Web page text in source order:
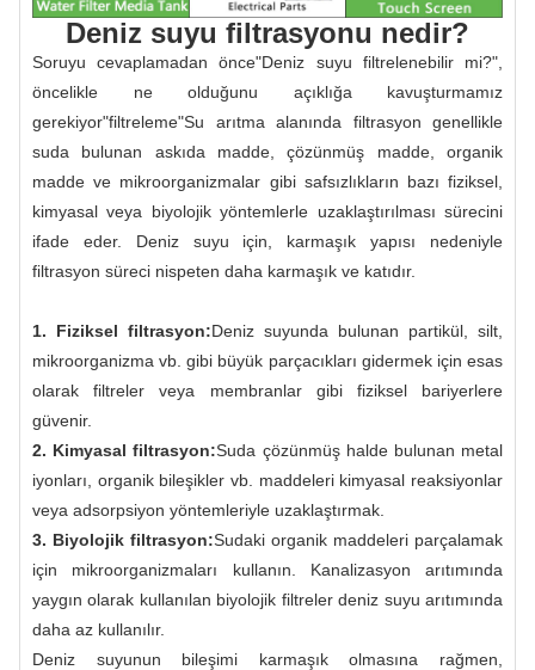
Deniz suyu filtrasyonu nedir?
Soruyu cevaplamadan önce"Deniz suyu filtrelenebilir mi?",
öncelikle ne olduğunu açıklığa kavuşturmamız
gerekiyor"filtreleme"Su arıtma alanında filtrasyon genellikle
suda bulunan askıda madde, çözünmüş madde, organik
madde ve mikroorganizmalar gibi safsızlıkların bazı fiziksel,
kimyasal veya biyolojik yöntemlerle uzaklaştırılması sürecini
ifade eder. Deniz suyu için, karmaşık yapısı nedeniyle
filtrasyon süreci nispeten daha karmaşık ve katıdır.
1. Fiziksel filtrasyon:Deniz suyunda bulunan partikül, silt,
mikroorganizma vb. gibi büyük parçacıkları gidermek için esas
olarak filtreler veya membranlar gibi fiziksel bariyerlere
güvenir.
2. Kimyasal filtrasyon:Suda çözünmüş halde bulunan metal
iyonları, organik bileşikler vb. maddeleri kimyasal reaksiyonlar
veya adsorpsiyon yöntemleriyle uzaklaştırmak.
3. Biyolojik filtrasyon:Sudaki organik maddeleri parçalamak
için mikroorganizmaları kullanın. Kanalizasyon arıtımında
yaygın olarak kullanılan biyolojik filtreler deniz suyu arıtımında
daha az kullanılır.
Deniz suyunun bileşimi karmaşık olmasına rağmen,